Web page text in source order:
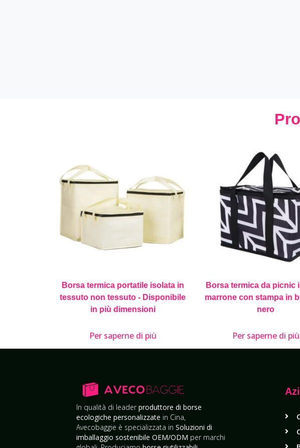
Borsa termica portatile isolata in
tessuto non tessuto - Disponibile
in più dimensioni
Per saperne di più
Borsa termica da picnic
marrone con stampa in
nero
Per saperne di più
In qualità di leaderproduttore di borse
ecologiche personalizzate in Cina,
Avecobaggie è specializzata in Soluzioni di
imballaggio sostenibile OEM/ODM per marchi